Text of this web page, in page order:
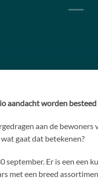
aandacht worden besteed
aan de
gaat dat betekenen?
Er is een een
met een breed